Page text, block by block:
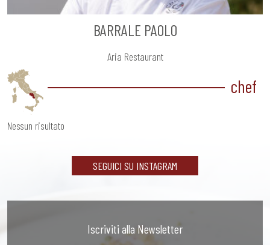
chef
BARRALE PAOLO
Aria Restaurant
Nessun risultato
SEGUICI SU INSTAGRAM
Iscriviti alla Newsletter